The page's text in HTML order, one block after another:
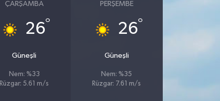
ÇARŞAMBA
26°
Güneşli
Nem: %33
Rüzgar: 5.61 m/s
PERŞEMBE
26°
Güneşli
Nem: %35
Rüzgar: 7.61 m/s